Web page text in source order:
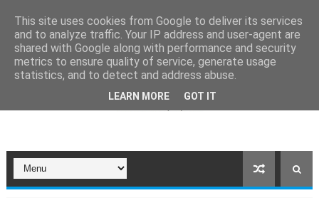
This site uses cookies from Google to deliver its services
and to analyze traffic. Your IP address and user-agent are
shared with Google along with performance and security
metrics to ensure quality of service, generate usage
statistics, and to detect and address abuse.
LEARN MORE GOT IT